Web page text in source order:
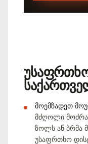
უსაფრთხო
მოემზადეთ
მძღოლი
ზოლს ან ბრმა
უსაფრთხო